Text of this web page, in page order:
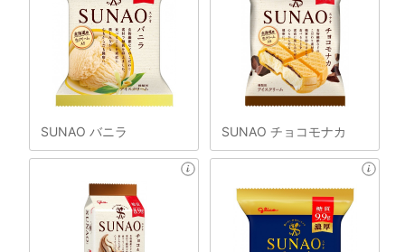
SUNAO バニラ SUNAO チョコモナカ